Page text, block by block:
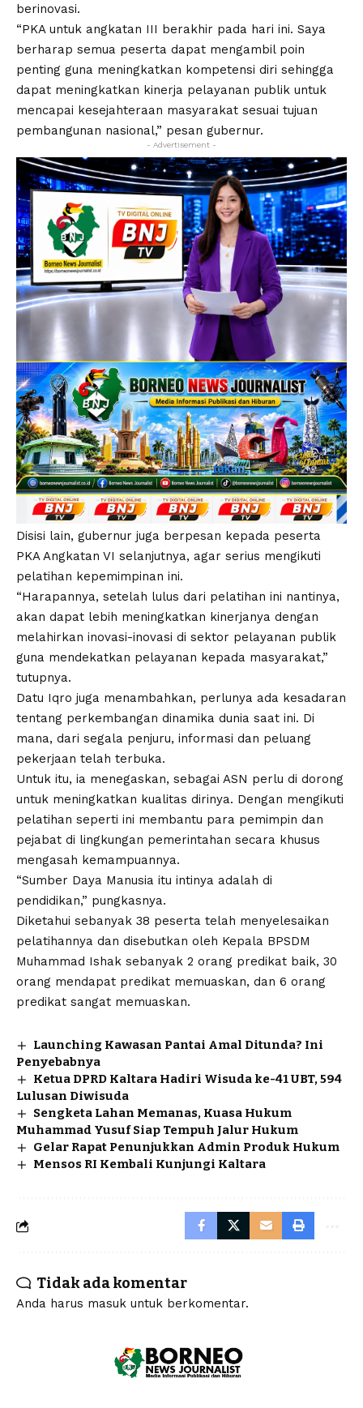
berinovasi.
“PKA untuk angkatan III berakhir pada hari ini. Saya
berharap semua peserta dapat mengambil poin
penting guna meningkatkan kompetensi diri sehingga
dapat meningkatkan kinerja pelayanan publik untuk
mencapai kesejahteraan masyarakat sesuai tujuan
pembangunan nasional,” pesan gubernur.
- Advertisement -
Disisi lain, gubernur juga berpesan kepada peserta
PKA Angkatan VI selanjutnya, agar serius mengikuti
pelatihan kepemimpinan ini.
“Harapannya, setelah lulus dari pelatihan ini nantinya,
akan dapat lebih meningkatkan kinerjanya dengan
melahirkan inovasi-inovasi di sektor pelayanan publik
guna mendekatkan pelayanan kepada masyarakat,”
tutupnya.
Datu Iqro juga menambahkan, perlunya ada kesadaran
tentang perkembangan dinamika dunia saat ini. Di
mana, dari segala penjuru, informasi dan peluang
pekerjaan telah terbuka.
Untuk itu, ia menegaskan, sebagai ASN perlu di dorong
untuk meningkatkan kualitas dirinya. Dengan mengikuti
pelatihan seperti ini membantu para pemimpin dan
pejabat di lingkungan pemerintahan secara khusus
mengasah kemampuannya.
“Sumber Daya Manusia itu intinya adalah di
pendidikan,” pungkasnya.
Diketahui sebanyak 38 peserta telah menyelesaikan
pelatihannya dan disebutkan oleh Kepala BPSDM
Muhammad Ishak sebanyak 2 orang predikat baik, 30
orang mendapat predikat memuaskan, dan 6 orang
predikat sangat memuaskan.
Launching Kawasan Pantai Amal Ditunda? Ini
Penyebabnya
Ketua DPRD Kaltara Hadiri Wisuda ke-41 UBT, 594
Lulusan Diwisuda
Sengketa Lahan Memanas, Kuasa Hukum
Muhammad Yusuf Siap Tempuh Jalur Hukum
Gelar Rapat Penunjukkan Admin Produk Hukum
Mensos RI Kembali Kunjungi Kaltara
Tidak ada komentar
Anda harus masuk untuk berkomentar.